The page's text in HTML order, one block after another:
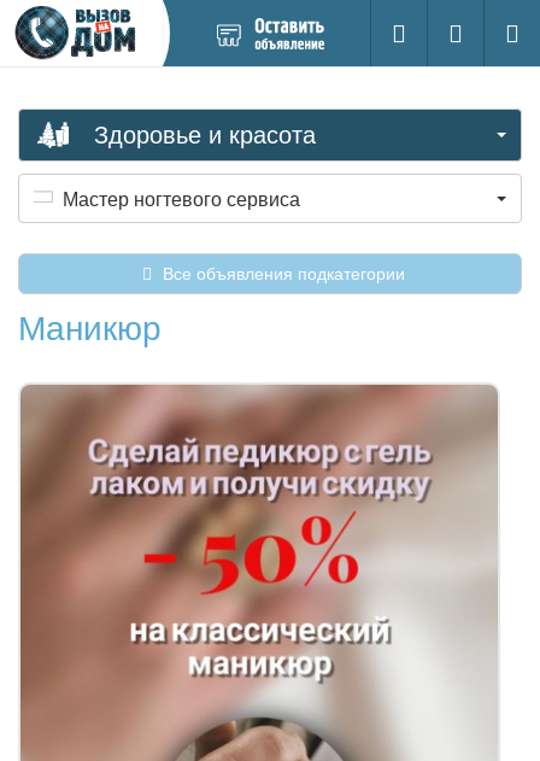
новое
Поиск
Вход на
Здоровье и красота
Мастер ногтевого сервиса
Все объявления подкатегории
Маникюр